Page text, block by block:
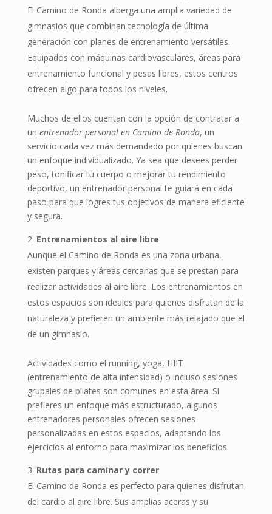
El Camino de Ronda alberga una amplia variedad de
gimnasios que combinan tecnología de última
generación con planes de entrenamiento versátiles.
Equipados con máquinas cardiovasculares, áreas para
entrenamiento funcional y pesas libres, estos centros
ofrecen algo para todos los niveles.
Muchos de ellos cuentan con la opción de contratar a
un entrenador personal en Camino de Ronda, un
servicio cada vez más demandado por quienes buscan
un enfoque individualizado. Ya sea que desees perder
peso, tonificar tu cuerpo o mejorar tu rendimiento
deportivo, un entrenador personal te guiará en cada
paso para que logres tus objetivos de manera eficiente
y segura.
Entrenamientos al aire libre
Aunque el Camino de Ronda es una zona urbana,
existen parques y áreas cercanas que se prestan para
realizar actividades al aire libre. Los entrenamientos en
estos espacios son ideales para quienes disfrutan de la
naturaleza y prefieren un ambiente más relajado que el
de un gimnasio.
Actividades como el running, yoga, HIIT
(entrenamiento de alta intensidad) o incluso sesiones
grupales de pilates son comunes en esta área. Si
prefieres un enfoque más estructurado, algunos
entrenadores personales ofrecen sesiones
personalizadas en estos espacios, adaptando los
ejercicios al entorno para maximizar los beneficios.
Rutas para caminar y correr
El Camino de Ronda es perfecto para quienes disfrutan
del cardio al aire libre. Sus amplias aceras y su